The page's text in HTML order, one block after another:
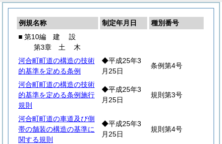
例規名称 制定年月日
種別番号
■ 第10編 建 設
第3章 土 木
河合町町道の構造の技術
的基準を定める条例
◆平成25年3
月25日
条例第4号
河合町町道の構造の技術
的基準を定める条例施行
規則
◆平成25年3
月25日
規則第3号
河合町町道の車道及び側
帯の舗装の構造の基準に
関する規則
◆平成25年3
月25日
規則第4号